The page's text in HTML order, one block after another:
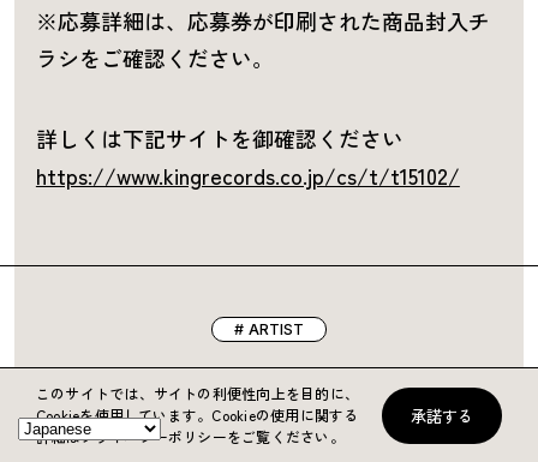
※応募詳細は、応募券が印刷された商品封入チ
ラシをご確認ください。
詳しくは下記サイトを御確認ください
https://www.kingrecords.co.jp/cs/t/t15102/
ARTIST
このサイトでは、サイトの利便性向上を目的に、
Cookieを使用しています。Cookieの使用に関する
詳細はプライバシーポリシーをご覧ください。
承諾する